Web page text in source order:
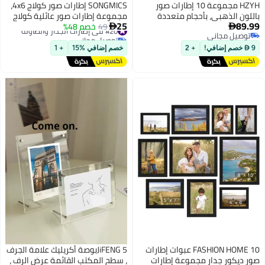
HZYH مجموعة 10 إطارات صور
باللون الذهبي، بأحجام متعددة
8×10 و5×7 و4×6، مناسبة لعرض
الصور كجدار فني أو على الطاولة
89.99
توصيل مجاني
توصيل مجاني9  خصم إضافي! + 2
SONGMICS إطارات صور كولاج 4x6،
مجموعة إطارات صور عائلية كولاج
من 4 لإكسسوار الحائط، واجهة
زجاجية، تعليق على الحائط أو
وضعها على الطاولة، أسود رمادي
وبني ريفي
25
49 خصم 48% #20 في إطارات الجدار والطاولة
توصيل مجاني
#20 في إطارات الجدار والطاولة
خصم إضافي %15 + 1
FASHION HOME 10 عبوات إطارات
صور ديكور جدار مجموعة إطارات
JiFENG 5بوصة أكريليك علامة الجرف
، سطح المكتب القائمة عرض الرف ،